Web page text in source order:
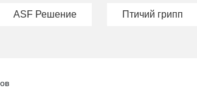
ASF Решение Птичий грипп